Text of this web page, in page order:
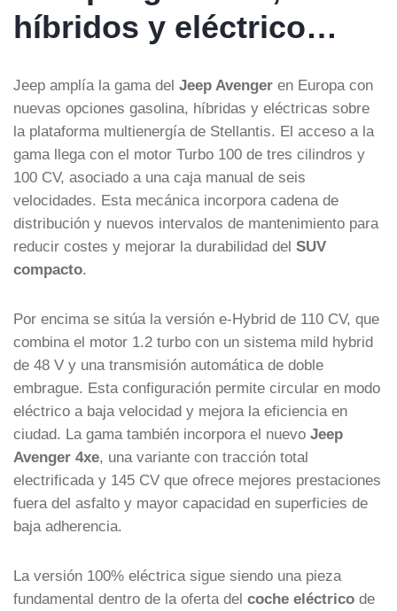
híbridos y eléctrico…
Jeep amplía la gama del Jeep Avenger en Europa con
nuevas opciones gasolina, híbridas y eléctricas sobre
la plataforma multienergía de Stellantis. El acceso a la
gama llega con el motor Turbo 100 de tres cilindros y
100 CV, asociado a una caja manual de seis
velocidades. Esta mecánica incorpora cadena de
distribución y nuevos intervalos de mantenimiento para
reducir costes y mejorar la durabilidad del SUV
compacto.
Por encima se sitúa la versión e-Hybrid de 110 CV, que
combina el motor 1.2 turbo con un sistema mild hybrid
de 48 V y una transmisión automática de doble
embrague. Esta configuración permite circular en modo
eléctrico a baja velocidad y mejora la eficiencia en
ciudad. La gama también incorpora el nuevo Jeep
Avenger 4xe, una variante con tracción total
electrificada y 145 CV que ofrece mejores prestaciones
fuera del asfalto y mayor capacidad en superficies de
baja adherencia.
La versión 100% eléctrica sigue siendo una pieza
fundamental dentro de la oferta del coche eléctrico de